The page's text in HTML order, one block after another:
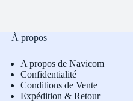
À propos
A propos de Navicom
Confidentialité
Conditions de Vente
Expédition & Retour